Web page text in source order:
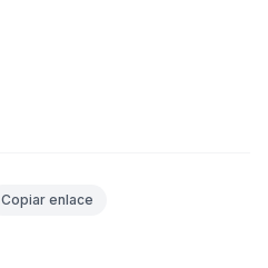
Copiar enlace